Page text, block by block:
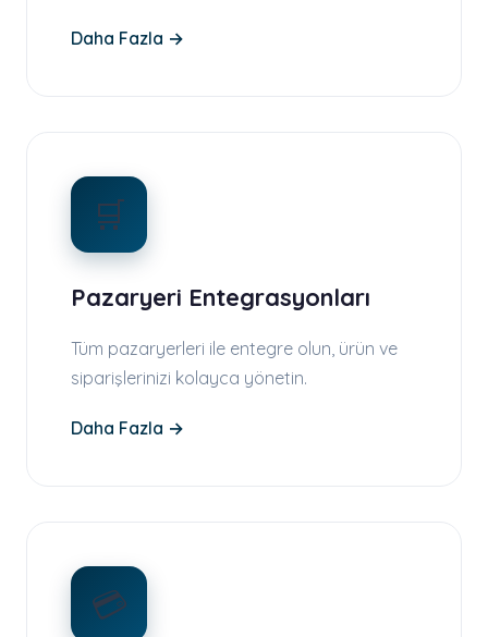
Daha Fazla →
🛒
Pazaryeri Entegrasyonları
Tüm pazaryerleri ile entegre olun, ürün ve
siparişlerinizi kolayca yönetin.
Daha Fazla →
💳